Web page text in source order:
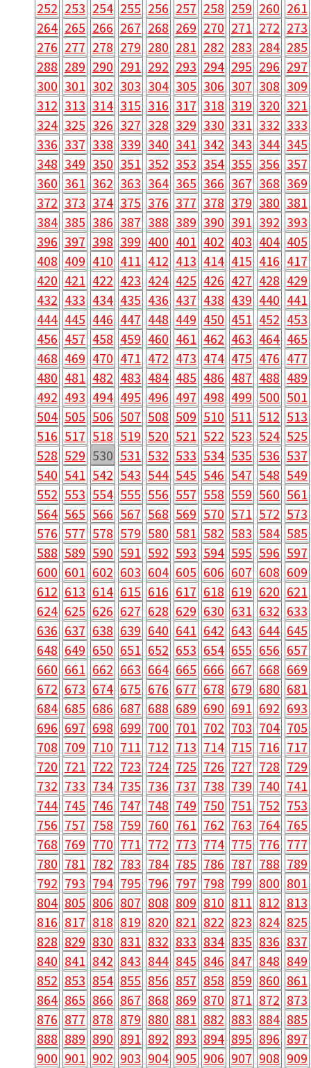
252 253 254 255 256 257 258 259 260 261
264 265 266 267 268 269 270 271 272 273
276 277 278 279 280 281 282 283 284 285
288 289 290 291 292 293 294 295 296 297
300 301 302 303 304 305 306 307 308 309
312 313 314 315 316 317 318 319 320 321
324 325 326 327 328 329 330 331 332 333
336 337 338 339 340 341 342 343 344 345
348 349 350 351 352 353 354 355 356 357
360 361 362 363 364 365 366 367 368 369
372 373 374 375 376 377 378 379 380 381
384 385 386 387 388 389 390 391 392 393
396 397 398 399 400 401 402 403 404 405
408 409 410 411 412 413 414 415 416 417
420 421 422 423 424 425 426 427 428 429
432 433 434 435 436 437 438 439 440 441
444 445 446 447 448 449 450 451 452 453
456 457 458 459 460 461 462 463 464 465
468 469 470 471 472 473 474 475 476 477
480 481 482 483 484 485 486 487 488 489
492 493 494 495 496 497 498 499 500 501
504 505 506 507 508 509 510 511 512 513
516 517 518 519 520 521 522 523 524 525
528 529 530 531 532 533 534 535 536 537
540 541 542 543 544 545 546 547 548 549
552 553 554 555 556 557 558 559 560 561
564 565 566 567 568 569 570 571 572 573
576 577 578 579 580 581 582 583 584 585
588 589 590 591 592 593 594 595 596 597
600 601 602 603 604 605 606 607 608 609
612 613 614 615 616 617 618 619 620 621
624 625 626 627 628 629 630 631 632 633
636 637 638 639 640 641 642 643 644 645
648 649 650 651 652 653 654 655 656 657
660 661 662 663 664 665 666 667 668 669
672 673 674 675 676 677 678 679 680 681
684 685 686 687 688 689 690 691 692 693
696 697 698 699 700 701 702 703 704 705
708 709 710 711 712 713 714 715 716 717
720 721 722 723 724 725 726 727 728 729
732 733 734 735 736 737 738 739 740 741
744 745 746 747 748 749 750 751 752 753
756 757 758 759 760 761 762 763 764 765
768 769 770 771 772 773 774 775 776 777
780 781 782 783 784 785 786 787 788 789
792 793 794 795 796 797 798 799 800 801
804 805 806 807 808 809 810 811 812 813
816 817 818 819 820 821 822 823 824 825
828 829 830 831 832 833 834 835 836 837
840 841 842 843 844 845 846 847 848 849
852 853 854 855 856 857 858 859 860 861
864 865 866 867 868 869 870 871 872 873
876 877 878 879 880 881 882 883 884 885
888 889 890 891 892 893 894 895 896 897
900 901 902 903 904 905 906 907 908 909